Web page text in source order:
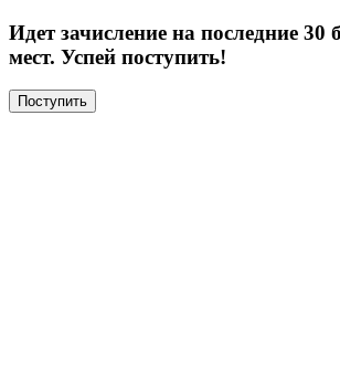
Идет зачисление на последние
мест. Успей поступить!
Поступить